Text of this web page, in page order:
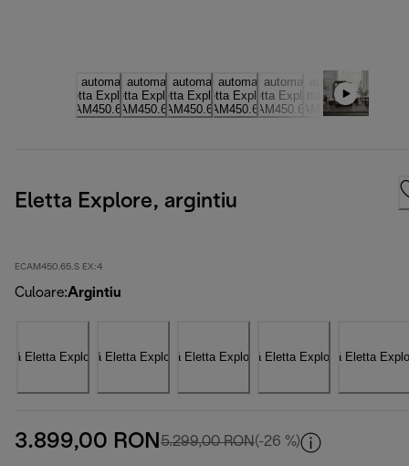
Eletta Explore, argintiu
ECAM450.65.S EX:4
Culoare:Argintiu
3.899,00 RON 5.299,00 RONpreț inițial 5.299,00
(-26 %)